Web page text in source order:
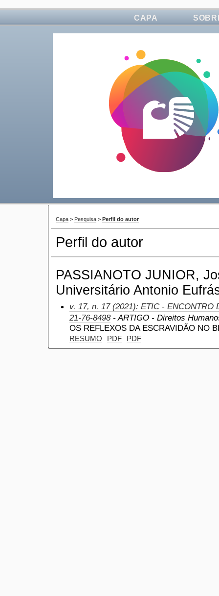
CAPA
Capa > Pesquisa > Perfil do autor
Perfil do autor
PASSIANOTO JUNIOR,
Universitário Antonio
v. 17, n. 17 (2021): ETIC - ENCONTRO
21-76-8498- ARTIGO - Direitos
OS REFLEXOS DA ESCRAVIDÃO NO
RESUMO PDF PDF